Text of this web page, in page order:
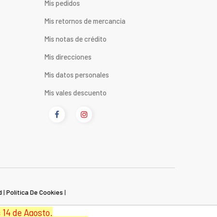
de Agosto.
Mis pedidos
Mis retornos de mercancia
Mis notas de crédito
Mis direcciones
Mis datos personales
Mis vales descuento
| Política De Cookies |